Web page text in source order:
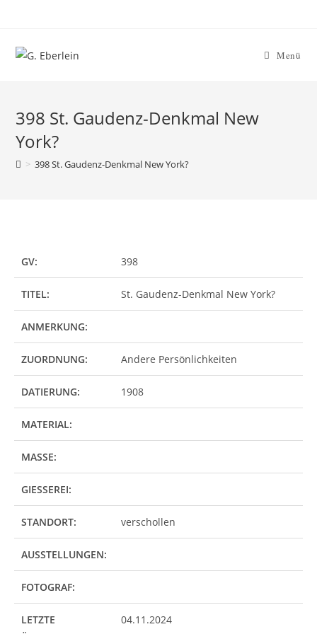
Menü
398 St. Gaudenz-Denkmal New
York?
> 398 St. Gaudenz-Denkmal New York?
GV: 398
TITEL: St. Gaudenz-Denkmal New York?
ANMERKUNG:
ZUORDNUNG: Andere Persönlichkeiten
DATIERUNG: 1908
MATERIAL:
MASSE:
GIESSEREI:
STANDORT: verschollen
AUSSTELLUNGEN:
FOTOGRAF:
LETZTE
04.11.2024